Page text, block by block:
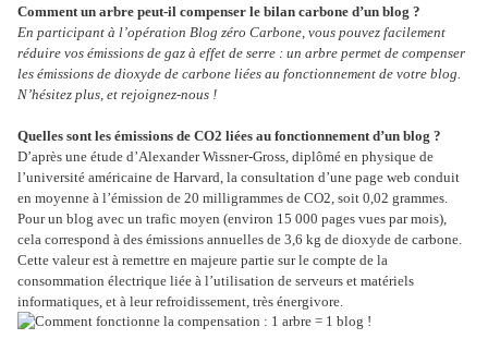
Comment un arbre peut-il compenser le bilan carbone d’un blog ?
En participant à l’opération Blog zéro Carbone, vous pouvez facilement
réduire vos émissions de gaz à effet de serre : un arbre permet de compenser
les émissions de dioxyde de carbone liées au fonctionnement de votre blog.
N’hésitez plus, et rejoignez-nous !
Quelles sont les émissions de CO2 liées au fonctionnement d’un blog ?
D’après une étude d’Alexander Wissner-Gross, diplômé en physique de
l’université américaine de Harvard, la consultation d’une page web conduit
en moyenne à l’émission de 20 milligrammes de CO2, soit 0,02 grammes.
Pour un blog avec un trafic moyen (environ 15 000 pages vues par mois),
cela correspond à des émissions annuelles de 3,6 kg de dioxyde de carbone.
Cette valeur est à remettre en majeure partie sur le compte de la
consommation électrique liée à l’utilisation de serveurs et matériels
informatiques, et à leur refroidissement, très énergivore.